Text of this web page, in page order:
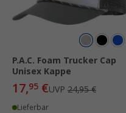
P.A.C. Foam Trucker Cap
Unisex Kappe
17,95 €UVP 24,95 €
Lieferbar